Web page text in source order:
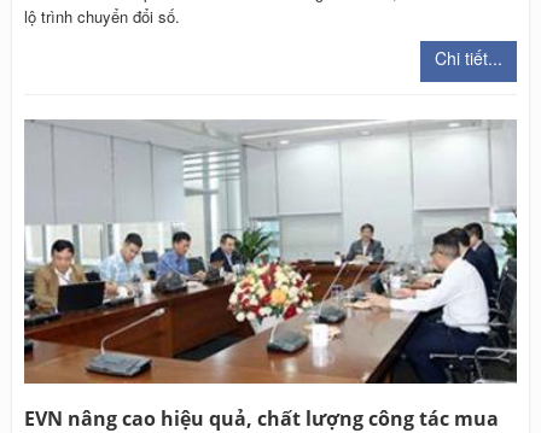
lộ trình chuyển đổi số.
Chi tiết...
EVN nâng cao hiệu quả, chất lượng công tác mua